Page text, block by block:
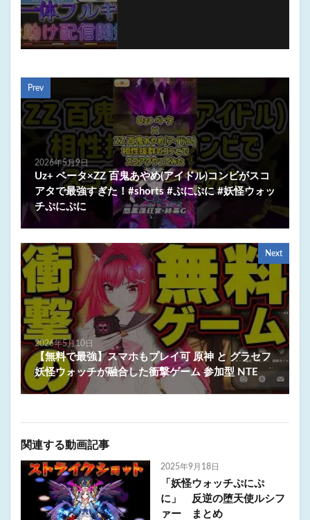
Prev
2026年5月9日
Uz+ ベータ×ZZ 百鬼あやめ(アイドル)コンビがスコ
アタで最強すぎた！#shorts #ぷにぷに #妖怪ウォッ
チぷにぷに
Next
2026年5月10日
【無料で最強】スマホもプレイ可 原神 と グラセフ
妖怪ウォッチが融合した衝撃ゲーム 参加型 NTE
関連する動画記事
2025年9月18日
「妖怪ウォッチぷにぷ
に」 反逆の堕天使ルシフ
ァー まとめ